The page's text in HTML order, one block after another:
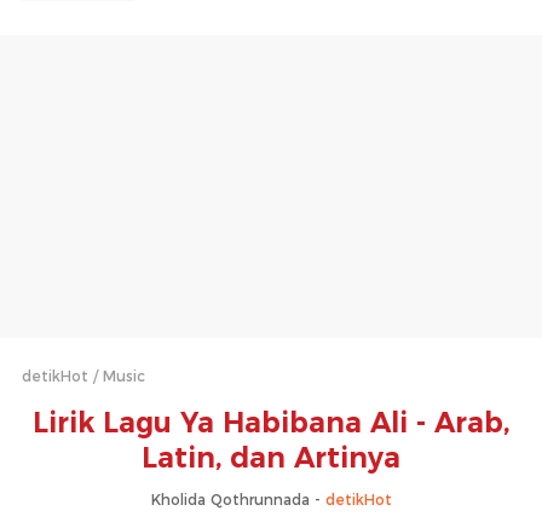
detikHot Music
Lirik Lagu Ya Habibana Ali - Arab,
Latin, dan Artinya
Kholida Qothrunnada - detikHot